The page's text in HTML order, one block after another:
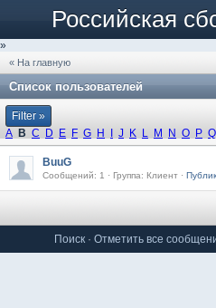
Российская
»
« На главную
Список пользователей
Filter »
A B C D E F G H J K L M N O P Q
BuuG
Сообщений: 1 · Группа: Клиент ·
Поиск· Отметить все